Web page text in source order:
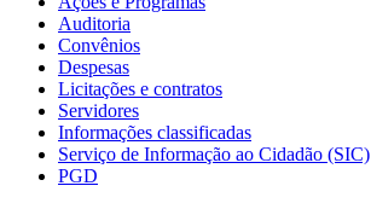
Auditoria
Convênios
Despesas
Licitações e contratos
Servidores
Informações classificadas
Serviço de Informação ao Cidadão (SIC)
PGD